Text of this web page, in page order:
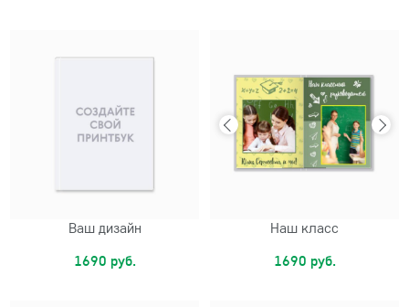
Ваш дизайн
1690 руб.
Наш класс
1690 руб.